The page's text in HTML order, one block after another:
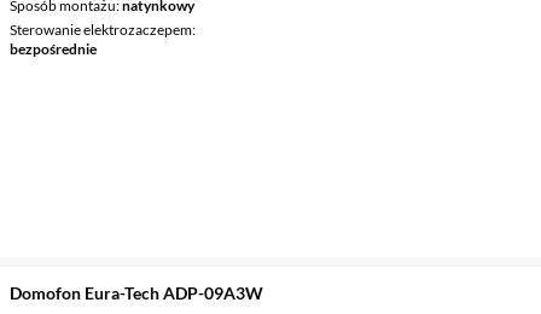
Sposób montażu natynkowy
Sterowanie elektrozaczepem
bezpośrednie
Domofon Eura-Tech ADP-09A3W